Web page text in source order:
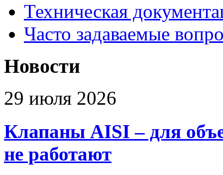
Техническая
Часто задаваемые
Новости
29 июля 2026
Клапаны AISI – для
не работают